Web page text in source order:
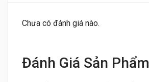
Chưa có đánh giá nào.
Đánh Giá Sản Phẩm